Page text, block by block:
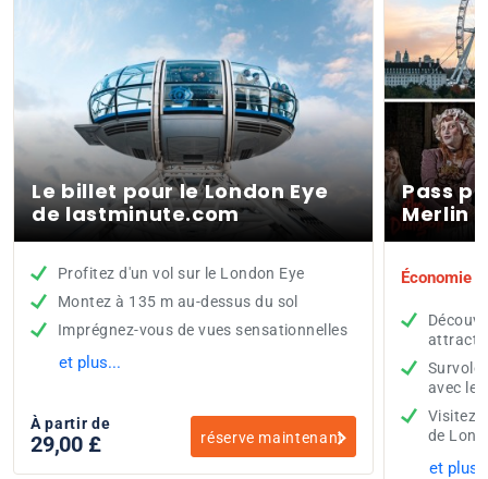
Le billet pour le London Eye
de lastminute.com
Profitez d'un vol sur le London Eye
Montez à 135 m au-dessus du sol
Imprégnez-vous de vues sensationnelles
et plus...
À partir de
29,00 £ réserve maintenant
Pass
Merlin
Économie
avec le
Visitez
de
et